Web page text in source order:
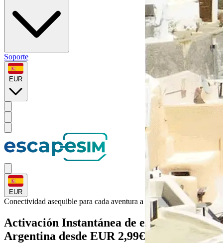
Soporte
EUR
EUR
Conectividad asequible para cada aventura a Argentina
Activación Instantánea de eSIM de
Argentina desde EUR 2,99€